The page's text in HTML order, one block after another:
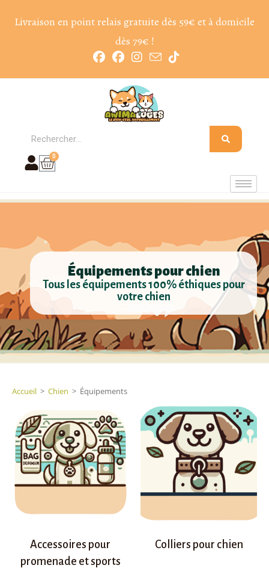
Livraison en point relais gratuite dès 59€ et à domicile
dès 79€ !
0
Équipements pour chien
Tous les équipements 100% éthiques pour
votre chien
Accueil > Chien > Équipements
Accessoires pour
promenade et sports
Colliers pour chien